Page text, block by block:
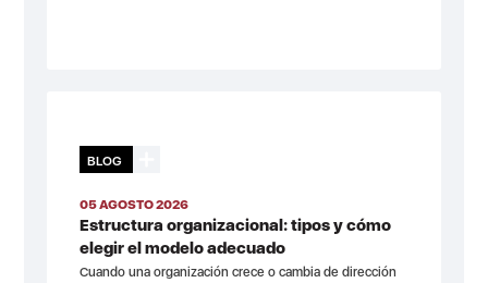
BLOG
05 AGOSTO 2026
Estructura organizacional: tipos y cómo
elegir el modelo adecuado
Cuando una organización crece o cambia de dirección